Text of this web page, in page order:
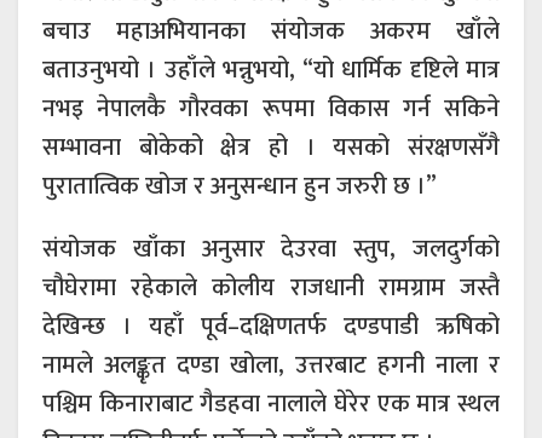
बचाउ महाअभियानका संयोजक अकरम खाँले
बताउनुभयो । उहाँले भन्नुभयो, “यो धार्मिक दृष्टिले मात्र
नभइ नेपालकै गौरवका रूपमा विकास गर्न सकिने
सम्भावना बोकेको क्षेत्र हो । यसको संरक्षणसँगै
पुरातात्विक खोज र अनुसन्धान हुन जरुरी छ ।”
संयोजक खाँका अनुसार देउरवा स्तुप, जलदुर्गको
चौघेरामा रहेकाले कोलीय राजधानी रामग्राम जस्तै
देखिन्छ । यहाँ पूर्व–दक्षिणतर्फ दण्डपाडी ऋषिको
नामले अलङ्कृत दण्डा खोला, उत्तरबाट हगनी नाला र
पश्चिम किनाराबाट गैडहवा नालाले घेरेर एक मात्र स्थल